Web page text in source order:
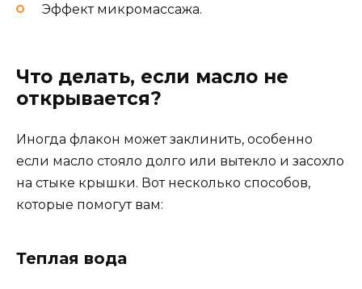
Эффект микромассажа.
Что делать, если масло не
открывается?
Иногда флакон может заклинить, особенно
если масло стояло долго или вытекло и засохло
на стыке крышки. Вот несколько способов,
которые помогут вам:
Теплая вода